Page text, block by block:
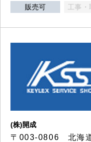
販売可 工事・
(株)開成
〒003-0806 北海